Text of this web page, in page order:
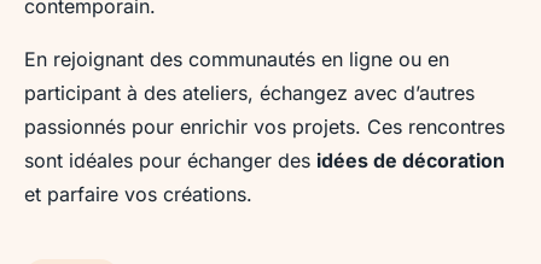
contemporain.
En rejoignant des communautés en ligne ou en
participant à des ateliers, échangez avec d’autres
passionnés pour enrichir vos projets. Ces rencontres
sont idéales pour échanger des idées de décoration
et parfaire vos créations.